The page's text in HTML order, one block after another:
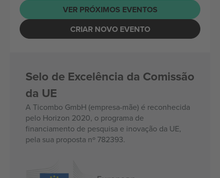
VER PRÓXIMOS EVENTOS
CRIAR NOVO EVENTO
Selo de Excelência da Comissão
da UE
A Ticombo GmbH (empresa-mãe) é reconhecida
pelo Horizon 2020, o programa de
financiamento de pesquisa e inovação da UE,
pela sua proposta nº 782393.